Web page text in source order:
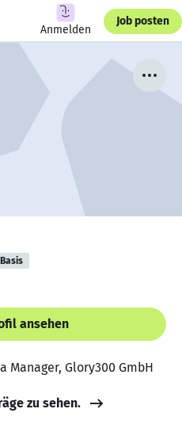
Anmelden
Job posten
Basis
ansehen
Manager, Glory300 GmbH
zu sehen.